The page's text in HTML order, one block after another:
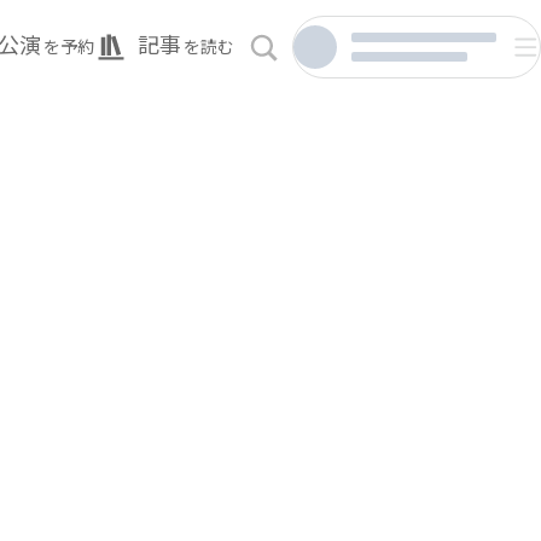
公演 を予約 記事 を読む